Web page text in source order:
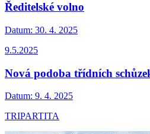
Ředitelské volno
Datum: 30. 4. 2025
9.5.2025
Nová podoba třídních
Datum: 9. 4. 2025
TRIPARTITA